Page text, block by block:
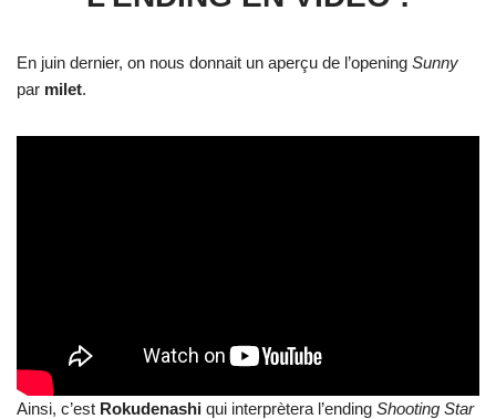
En juin dernier, on nous donnait un aperçu de l’opening Sunny
par milet.
Ainsi, c’est Rokudenashi qui interprètera l’ending Shooting Star